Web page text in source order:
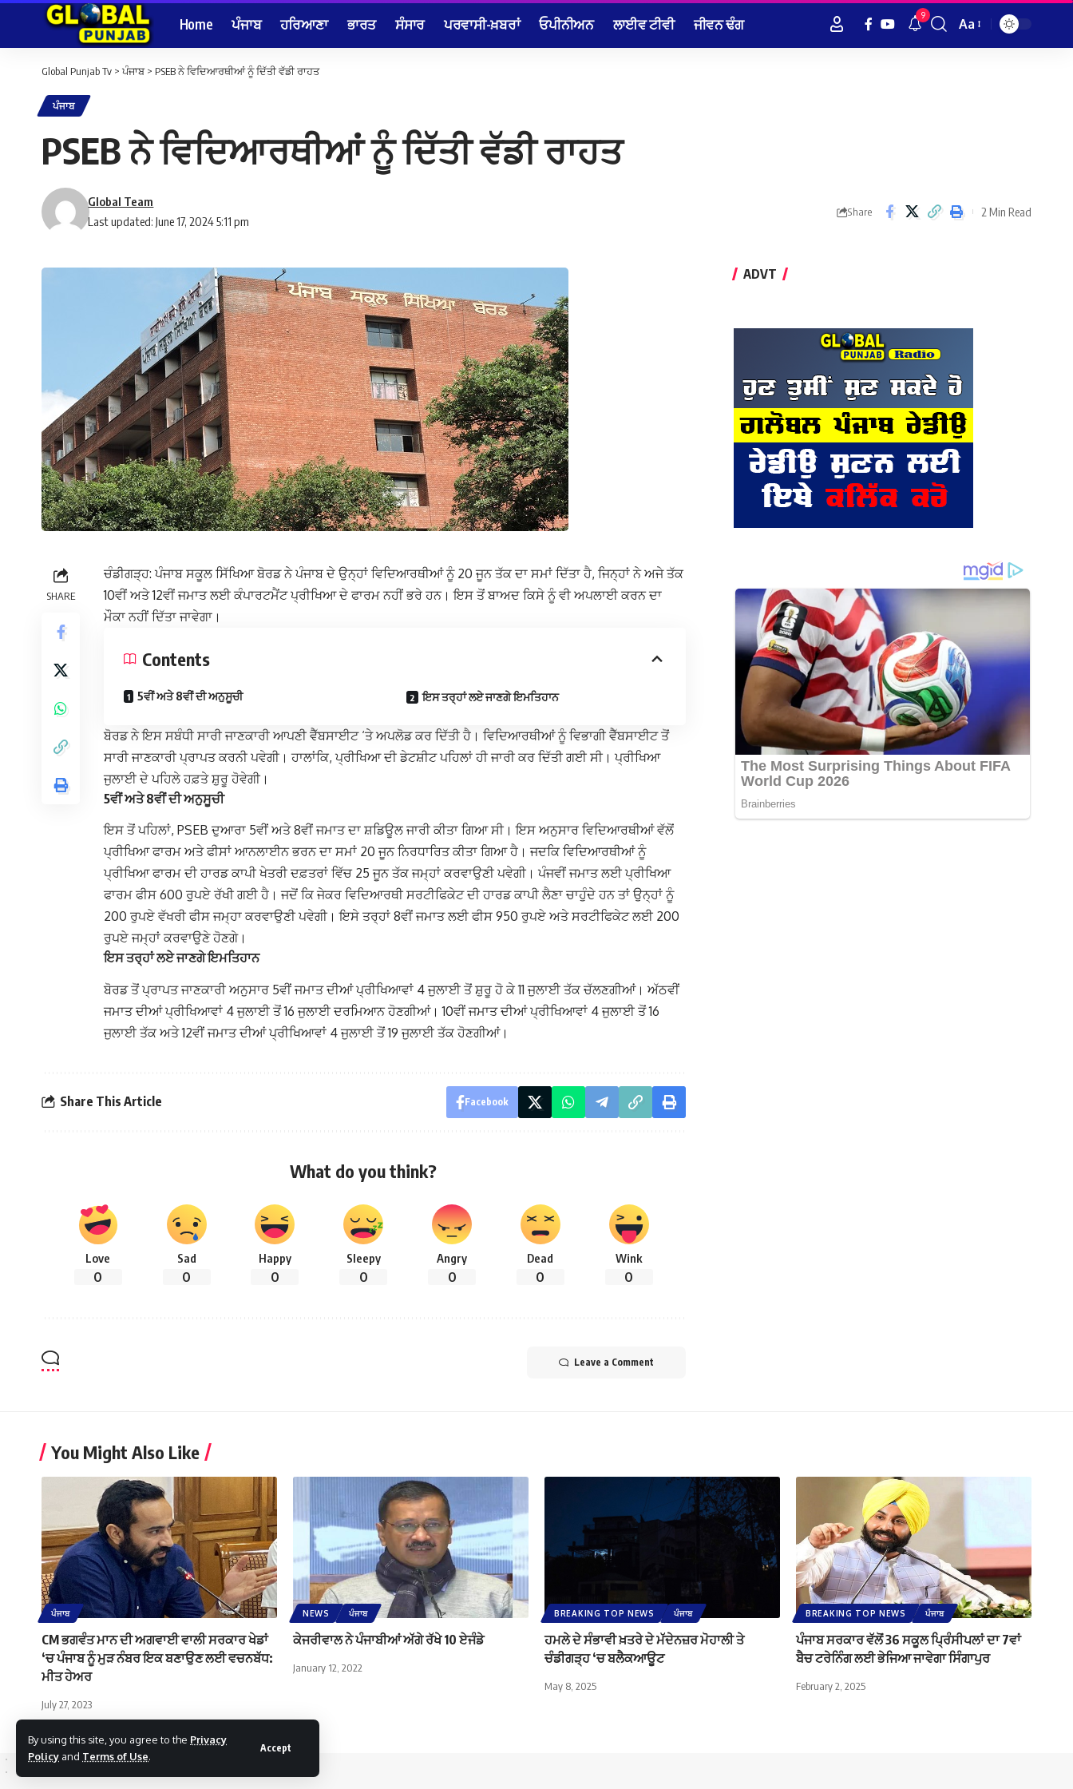
By using this site, you agree to the Privacy
Policy and Terms of Use.
Accept
Home ਪੰਜਾਬ ਹਰਿਆਣਾ ਭਾਰਤ ਸੰਸਾਰ ਪਰਵਾਸੀ-ਖ਼ਬਰਾਂ ਓਪੀਨੀਅਨ ਲਾਈਵ ਟੀਵੀ ਜੀਵਨ ਢੰਗ 9
Font
Aa
Global Punjab Tv > ਪੰਜਾਬ> PSEB ਨੇ ਵਿਦਿਆਰਥੀਆਂ ਨੂੰ ਦਿੱਤੀ ਵੱਡੀ ਰਾਹਤ
ਪੰਜਾਬ
PSEB ਨੇ ਵਿਦਿਆਰਥੀਆਂ ਨੂੰ ਦਿੱਤੀ ਵੱਡੀ ਰਾਹਤ
Last updated: June 17, 2024 5:11 pm
Global Team
Share 2 Min Read
SHARE
ਚੰਡੀਗੜ੍ਹ: ਪੰਜਾਬ ਸਕੂਲ ਸਿੱਖਿਆ ਬੋਰਡ ਨੇ ਪੰਜਾਬ ਦੇ ਉਨ੍ਹਾਂ ਵਿਦਿਆਰਥੀਆਂ ਨੂੰ 20 ਜੂਨ ਤੱਕ ਦਾ ਸਮਾਂ ਦਿੱਤਾ ਹੈ, ਜਿਨ੍ਹਾਂ ਨੇ ਅਜੇ ਤੱਕ
10ਵੀਂ ਅਤੇ 12ਵੀਂ ਜਮਾਤ ਲਈ ਕੰਪਾਰਟਮੈਂਟ ਪ੍ਰੀਖਿਆ ਦੇ ਫਾਰਮ ਨਹੀਂ ਭਰੇ ਹਨ। ਇਸ ਤੋਂ ਬਾਅਦ ਕਿਸੇ ਨੂੰ ਵੀ ਅਪਲਾਈ ਕਰਨ ਦਾ
ਮੌਕਾ ਨਹੀਂ ਦਿੱਤਾ ਜਾਵੇਗਾ।
Contents
5ਵੀਂ ਅਤੇ 8ਵੀਂ ਦੀ ਅਨੁਸੂਚੀ ਇਸ ਤਰ੍ਹਾਂ ਲਏ ਜਾਣਗੇ ਇਮਤਿਹਾਨ
ਬੋਰਡ ਨੇ ਇਸ ਸਬੰਧੀ ਸਾਰੀ ਜਾਣਕਾਰੀ ਆਪਣੀ ਵੈੱਬਸਾਈਟ ‘ਤੇ ਅਪਲੋਡ ਕਰ ਦਿੱਤੀ ਹੈ। ਵਿਦਿਆਰਥੀਆਂ ਨੂੰ ਵਿਭਾਗੀ ਵੈੱਬਸਾਈਟ ਤੋਂ
ਸਾਰੀ ਜਾਣਕਾਰੀ ਪ੍ਰਾਪਤ ਕਰਨੀ ਪਵੇਗੀ। ਹਾਲਾਂਕਿ, ਪ੍ਰੀਖਿਆ ਦੀ ਡੇਟਸ਼ੀਟ ਪਹਿਲਾਂ ਹੀ ਜਾਰੀ ਕਰ ਦਿੱਤੀ ਗਈ ਸੀ। ਪ੍ਰੀਖਿਆ
ਜੁਲਾਈ ਦੇ ਪਹਿਲੇ ਹਫ਼ਤੇ ਸ਼ੁਰੂ ਹੋਵੇਗੀ।
5ਵੀਂ ਅਤੇ 8ਵੀਂ ਦੀ ਅਨੁਸੂਚੀ
ਇਸ ਤੋਂ ਪਹਿਲਾਂ, PSEB ਦੁਆਰਾ 5ਵੀਂ ਅਤੇ 8ਵੀਂ ਜਮਾਤ ਦਾ ਸ਼ਡਿਊਲ ਜਾਰੀ ਕੀਤਾ ਗਿਆ ਸੀ। ਇਸ ਅਨੁਸਾਰ ਵਿਦਿਆਰਥੀਆਂ ਵੱਲੋਂ
ਪ੍ਰੀਖਿਆ ਫਾਰਮ ਅਤੇ ਫੀਸਾਂ ਆਨਲਾਈਨ ਭਰਨ ਦਾ ਸਮਾਂ 20 ਜੂਨ ਨਿਰਧਾਰਿਤ ਕੀਤਾ ਗਿਆ ਹੈ। ਜਦਕਿ ਵਿਦਿਆਰਥੀਆਂ ਨੂੰ
ਪ੍ਰੀਖਿਆ ਫਾਰਮ ਦੀ ਹਾਰਡ ਕਾਪੀ ਖੇਤਰੀ ਦਫ਼ਤਰਾਂ ਵਿੱਚ 25 ਜੂਨ ਤੱਕ ਜਮ੍ਹਾਂ ਕਰਵਾਉਣੀ ਪਵੇਗੀ। ਪੰਜਵੀਂ ਜਮਾਤ ਲਈ ਪ੍ਰੀਖਿਆ
ਫਾਰਮ ਫੀਸ 600 ਰੁਪਏ ਰੱਖੀ ਗਈ ਹੈ। ਜਦੋਂ ਕਿ ਜੇਕਰ ਵਿਦਿਆਰਥੀ ਸਰਟੀਫਿਕੇਟ ਦੀ ਹਾਰਡ ਕਾਪੀ ਲੈਣਾ ਚਾਹੁੰਦੇ ਹਨ ਤਾਂ ਉਨ੍ਹਾਂ ਨੂੰ
200 ਰੁਪਏ ਵੱਖਰੀ ਫੀਸ ਜਮ੍ਹਾ ਕਰਵਾਉਣੀ ਪਵੇਗੀ। ਇਸੇ ਤਰ੍ਹਾਂ 8ਵੀਂ ਜਮਾਤ ਲਈ ਫੀਸ 950 ਰੁਪਏ ਅਤੇ ਸਰਟੀਫਿਕੇਟ ਲਈ 200
ਰੁਪਏ ਜਮ੍ਹਾਂ ਕਰਵਾਉਣੇ ਹੋਣਗੇ।
ਇਸ ਤਰ੍ਹਾਂ ਲਏ ਜਾਣਗੇ ਇਮਤਿਹਾਨ
ਬੋਰਡ ਤੋਂ ਪ੍ਰਾਪਤ ਜਾਣਕਾਰੀ ਅਨੁਸਾਰ 5ਵੀਂ ਜਮਾਤ ਦੀਆਂ ਪ੍ਰੀਖਿਆਵਾਂ 4 ਜੁਲਾਈ ਤੋਂ ਸ਼ੁਰੂ ਹੋ ਕੇ 11 ਜੁਲਾਈ ਤੱਕ ਚੱਲਣਗੀਆਂ। ਅੱਠਵੀਂ
ਜਮਾਤ ਦੀਆਂ ਪ੍ਰੀਖਿਆਵਾਂ 4 ਜੁਲਾਈ ਤੋਂ 16 ਜੁਲਾਈ ਦਰਮਿਆਨ ਹੋਣਗੀਆਂ। 10ਵੀਂ ਜਮਾਤ ਦੀਆਂ ਪ੍ਰੀਖਿਆਵਾਂ 4 ਜੁਲਾਈ ਤੋਂ 16
ਜੁਲਾਈ ਤੱਕ ਅਤੇ 12ਵੀਂ ਜਮਾਤ ਦੀਆਂ ਪ੍ਰੀਖਿਆਵਾਂ 4 ਜੁਲਾਈ ਤੋਂ 19 ਜੁਲਾਈ ਤੱਕ ਹੋਣਗੀਆਂ।
Share This Article Facebook
What do you think?
Love
0
Sad
0
Happy
0
Sleepy
0
Angry
0
Dead
0
Wink
0
Leave a Comment
ADVT
You Might Also Like
ਪੰਜਾਬ
CM ਭਗਵੰਤ ਮਾਨ ਦੀ ਅਗਵਾਈ ਵਾਲੀ ਸਰਕਾਰ ਖੇਡਾਂ
‘ਚ ਪੰਜਾਬ ਨੂੰ ਮੁੜ ਨੰਬਰ ਇਕ ਬਣਾਉਣ ਲਈ ਵਚਨਬੱਧ:
ਮੀਤ ਹੇਅਰ
July 27, 2023
NEWS ਪੰਜਾਬ
ਕੇਜਰੀਵਾਲ ਨੇ ਪੰਜਾਬੀਆਂ ਅੱਗੇ ਰੱਖੇ 10 ਏਜੰਡੇ
January 12, 2022
BREAKING TOP NEWS ਪੰਜਾਬ
ਹਮਲੇ ਦੇ ਸੰਭਾਵੀ ਖ਼ਤਰੇ ਦੇ ਮੱਦੇਨਜ਼ਰ ਮੋਹਾਲੀ ਤੇ
ਚੰਡੀਗੜ੍ਹ ‘ਚ ਬਲੈਕਆਊਟ
May 8, 2025
BREAKING TOP NEWS ਪੰਜਾਬ
ਪੰਜਾਬ ਸਰਕਾਰ ਵੱਲੋਂ 36 ਸਕੂਲ ਪ੍ਰਿੰਸੀਪਲਾਂ ਦਾ 7ਵਾਂ
ਬੈਚ ਟਰੇਨਿੰਗ ਲਈ ਭੇਜਿਆ ਜਾਵੇਗਾ ਸਿੰਗਾਪੁਰ
February 2, 2025